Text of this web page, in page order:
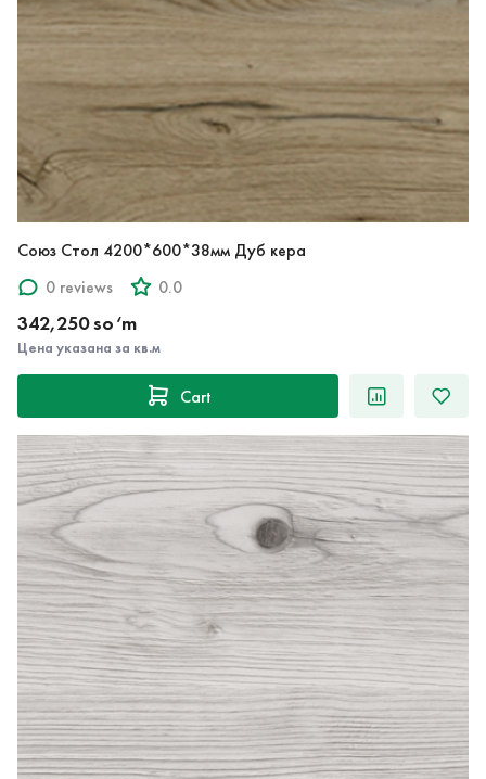
Союз Стол 4200*600*38мм Дуб кера
0 reviews
0.0
342,250 so‘m
Цена указана за кв.м
Cart